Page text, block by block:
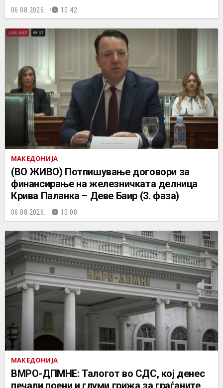
06.08.2026. 10:42
МАКЕДОНИЈА
(ВО ЖИВО) Потпишување договори за
финансирање на железничката делница
Крива Паланка – Деве Баир (3. фаза)
06.08.2026. 10:00
МАКЕДОНИЈА
ВМРО-ДПМНЕ: Талогот во СДС, кој денес